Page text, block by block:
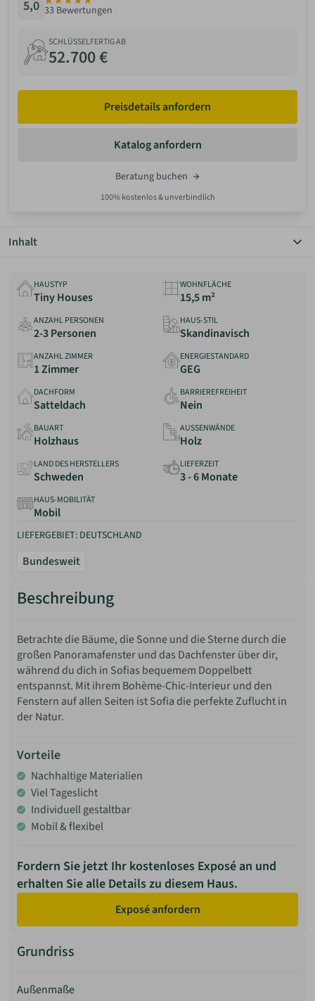
5,0 33 Bewertungen
SCHLÜSSELFERTIG AB
52.700 €
Preisdetails anfordern
Katalog anfordern
Beratung buchen
100% kostenlos & unverbindlich
Inhalt
Grundriss
Details
Anbieter
Erfahrungen
HAUSTYP
Tiny Houses
WOHNFLÄCHE
15,5 m²
ANZAHL PERSONEN
2-3 Personen
HAUS-STIL
Skandinavisch
ANZAHL ZIMMER
1 Zimmer
ENERGIESTANDARD
GEG
DACHFORM
Satteldach
BARRIEREFREIHEIT
Nein
BAUART
Holzhaus
AUSSENWÄNDE
Holz
LAND DES HERSTELLERS
Schweden
LIEFERZEIT
3 - 6 Monate
HAUS-MOBILITÄT
Mobil
LIEFERGEBIET: DEUTSCHLAND
Bundesweit
Beschreibung
Betrachte die Bäume, die Sonne und die Sterne durch die
großen Panoramafenster und das Dachfenster über dir,
während du dich in Sofias bequemem Doppelbett
entspannst. Mit ihrem Bohème-Chic-Interieur und den
Fenstern auf allen Seiten ist Sofia die perfekte Zuflucht in
der Natur.
Vorteile
Nachhaltige Materialien
Viel Tageslicht
Individuell gestaltbar
Mobil & flexibel
Fordern Sie jetzt Ihr kostenloses Exposé an und
erhalten Sie alle Details zu diesem Haus.
Exposé anfordern
Grundriss
Außenmaße